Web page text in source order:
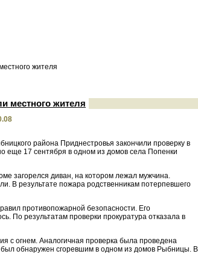
жителя
местного жителя
района Приднестровья закончили проверку в
еще 17 сентября в одном из домов села Попенки
загорелся диван, на котором лежал мужчина.
В результате пожара родственникам потерпевшего
противопожарной безопасности. Его
По результатам проверки прокуратура отказала в
с огнем. Аналогичная проверка была проведена
был обнаружен сгоревшим в одном из домов Рыбницы. В